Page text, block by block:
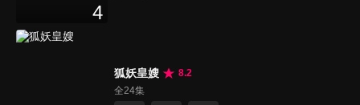
4
狐妖皇嫂
8.2
全24集